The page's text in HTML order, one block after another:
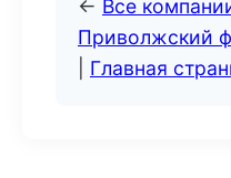
← Все
Приволжский
Главная